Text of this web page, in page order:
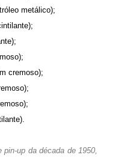
metálico);
cremoso);
;
pin-up da década de1950,